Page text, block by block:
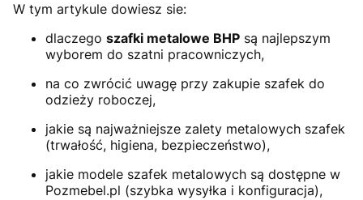
W tym artykule dowiesz sie:
dlaczego szafki metalowe BHP są najlepszym
wyborem do szatni pracowniczych,
na co zwrócić uwagę przy zakupie szafek do
odzieży roboczej,
jakie są najważniejsze zalety metalowych szafek
(trwałość, higiena, bezpieczeństwo),
jakie modele szafek metalowych są dostępne w
Pozmebel.pl (szybka wysyłka i konfiguracja),